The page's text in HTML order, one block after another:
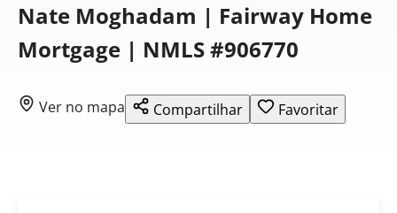
Nate Moghadam | Fairway Home
Mortgage | NMLS #906770
Ver no mapa Compartilhar Favoritar